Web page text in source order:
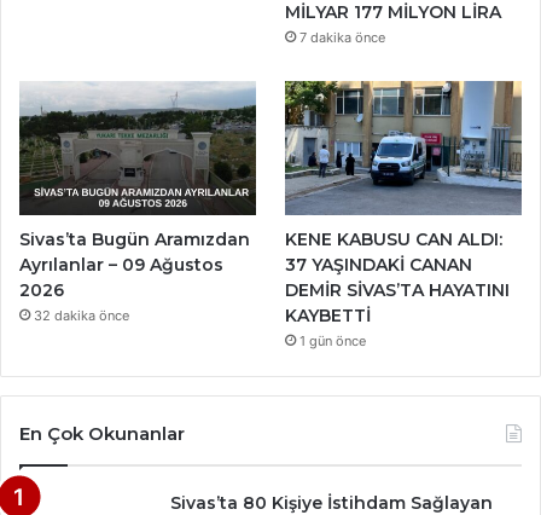
MİLYAR 177 MİLYON LİRA
7 dakika önce
Sivas’ta Bugün Aramızdan
Ayrılanlar – 09 Ağustos
2026
32 dakika önce
KENE KABUSU CAN ALDI:
37 YAŞINDAKİ CANAN
DEMİR SİVAS’TA HAYATINI
KAYBETTİ
1 gün önce
En Çok Okunanlar
Sivas’ta 80 Kişiye İstihdam Sağlayan